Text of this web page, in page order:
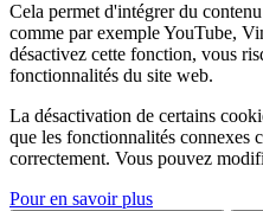
Cela permet d'intégrer du
comme par exemple YouTube,
désactivez cette fonction, vous
fonctionnalités du site web.
La désactivation de certains
que les fonctionnalités connexes
correctement. Vous pouvez
Pour en savoir plus